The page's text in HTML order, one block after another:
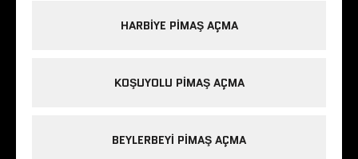
HARBIYE PIMAŞ AÇMA
KOŞUYOLU PIMAŞ AÇMA
BEYLERBEYI PIMAŞ AÇMA